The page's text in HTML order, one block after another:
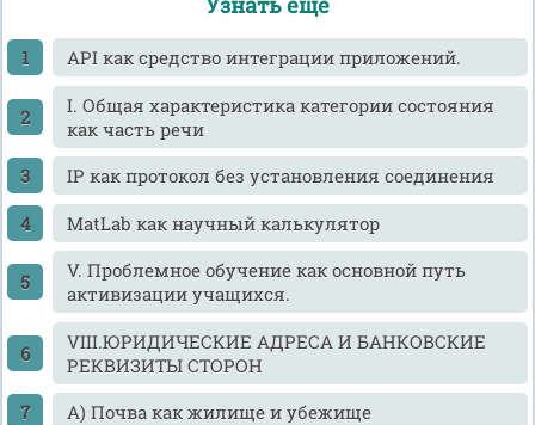
API как средство интеграции приложений.
I. Общая характеристика категории состояния
как часть речи
IP как протокол без установления соединения
MatLab как научный калькулятор
V. Проблемное обучение как основной путь
активизации учащихся.
VIII.ЮРИДИЧЕСКИЕ АДРЕСА И БАНКОВСКИЕ
РЕКВИЗИТЫ СТОРОН
А) Почва как жилище и убежище